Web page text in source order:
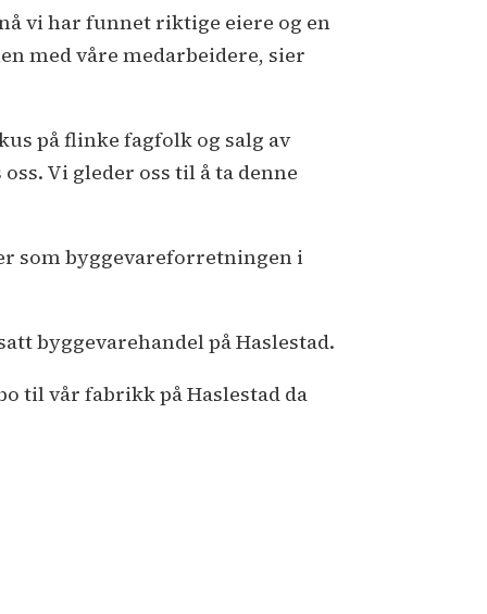
vi har funnet riktige eiere og en
med våre medarbeidere, sier
på flinke fagfolk og salg av
Vi gleder oss til å ta denne
som byggevareforretningen i
byggevarehandel på Haslestad.
til vår fabrikk på Haslestad da